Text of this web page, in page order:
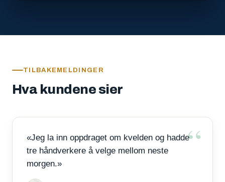
TILBAKEMELDINGER
Hva kundene sier
«Jeg la inn oppdraget om kvelden og hadde
tre håndverkere å velge mellom neste
morgen.»